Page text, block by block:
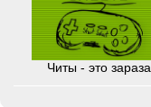
Читы - это зараза